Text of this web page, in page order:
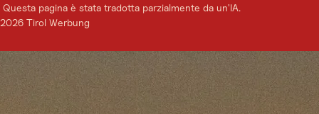
Questa pagina è stata tradotta parzialmente da un'IA.
2026 Tirol Werbung